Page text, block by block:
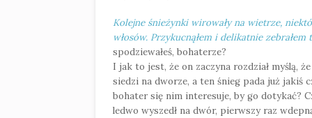
Kolejne śnieżynki wirowały na wietrze,
włosów. Przykucnąłem i delikatnie
spodziewałeś, bohaterze?
I jak to jest, że on zaczyna rozdział myślą,
siedzi na dworze, a ten śnieg pada już jakiś
bohater się nim interesuje, by go dotykać?
ledwo wyszedł na dwór, pierwszy raz